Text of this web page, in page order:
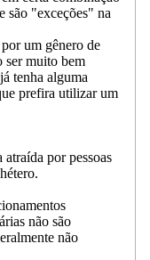
são "exceções" na
um gênero de
ser muito bem
tenha alguma
prefira utilizar um
por pessoas
não são
não